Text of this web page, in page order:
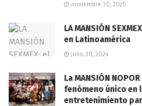
noviembre 30, 2025
LA MANSIÓN
en Latinoamérica
julio 30, 2024
La MANSIÓN
fenómeno único en
entretenimiento